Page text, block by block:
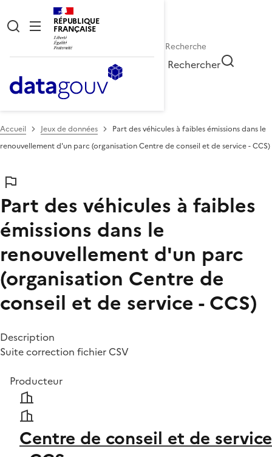
RÉPUBLIQUE
FRANÇAISE
Rechercher
Accueil Jeux de données
Part des véhicules à faibles émissions dans le
renouvellement d'un parc (organisation Centre de conseil et de service - CCS)
Part des véhicules à faibles
émissions dans le
renouvellement d'un parc
(organisation Centre de
conseil et de service - CCS)
Description
Suite correction fichier CSV
Producteur
Centre de conseil et de service